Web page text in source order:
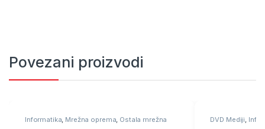
Povezani proizvodi
Informatika, Mrežna oprema, Ostala mrežna DVD Mediji,